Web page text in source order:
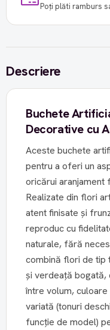
Poți plăti ramburs
Descriere
Buchete
Decorative cu
Aceste buchete
pentru a oferi un
oricărui aranjament
Realizate din flori
atent finisate și
reproduc cu
naturale, fără
combină flori de tip
și verdeață bogată,
între volum,
variată (tonuri
funcție de model)